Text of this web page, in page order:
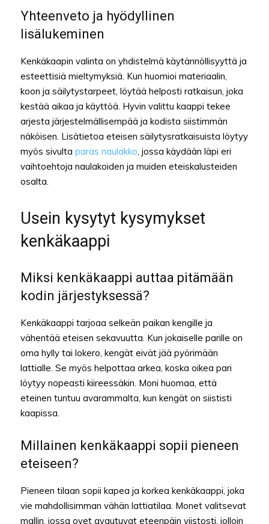
Yhteenveto ja hyödyllinen
lisälukeminen
Kenkäkaapin valinta on yhdistelmä käytännöllisyyttä ja
esteettisiä mieltymyksiä. Kun huomioi materiaalin,
koon ja säilytystarpeet, löytää helposti ratkaisun, joka
kestää aikaa ja käyttöä. Hyvin valittu kaappi tekee
arjesta järjestelmällisempää ja kodista siistimmän
näköisen. Lisätietoa eteisen säilytysratkaisuista löytyy
myös sivulta paras naulakko , jossa käydään läpi eri
vaihtoehtoja naulakoiden ja muiden eteiskalusteiden
osalta.
Usein kysytyt kysymykset
kenkäkaappi
Miksi kenkäkaappi auttaa pitämään
kodin järjestyksessä?
Kenkäkaappi tarjoaa selkeän paikan kengille ja
vähentää eteisen sekavuutta. Kun jokaiselle parille on
oma hylly tai lokero, kengät eivät jää pyörimään
lattialle. Se myös helpottaa arkea, koska oikea pari
löytyy nopeasti kiireessäkin. Moni huomaa, että
eteinen tuntuu avarammalta, kun kengät on siististi
kaapissa.
Millainen kenkäkaappi sopii pieneen
eteiseen?
Pieneen tilaan sopii kapea ja korkea kenkäkaappi, joka
vie mahdollisimman vähän lattiatilaa. Monet valitsevat
mallin, jossa ovet avautuvat eteenpäin viistosti, jolloin